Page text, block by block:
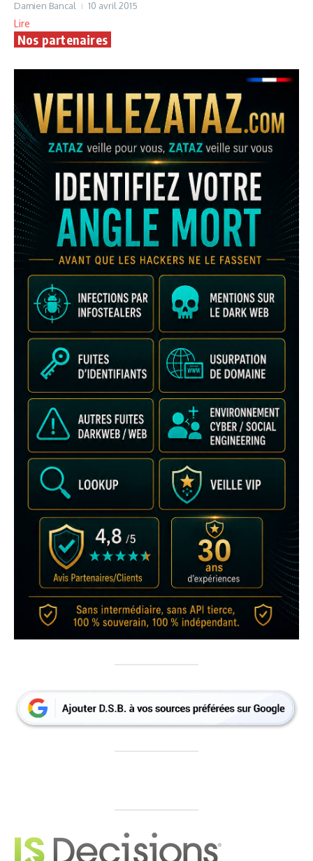
Damien Bancal 10 avril 2015
Lire
Nos partenaires